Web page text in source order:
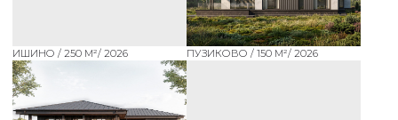
ТАНЗАНИЯ / 240 М²/ 2025 ИЛЬИН / 150 М² /2022